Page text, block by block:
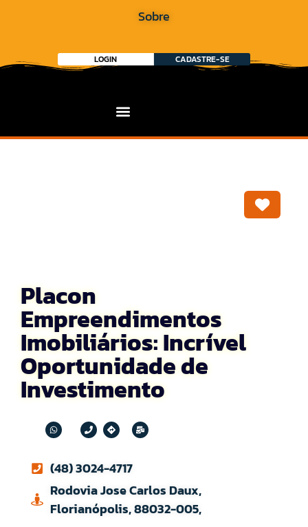
Sobre
LOGIN CADASTRE-SE
Placon
Empreendimentos
Imobiliários: Incrível
Oportunidade de
Investimento
(48) 3024-4717
Rodovia Jose Carlos Daux,
Florianópolis, 88032-005,